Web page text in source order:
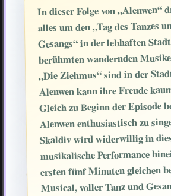
In dieser Folge von „Alenwen“
alles um den „Tag des Tanzes
Gesangs“ in der lebhaften
berühmten wandernden
„Die Ziehmus“ sind in der
Alenwen kann ihre Freude
Gleich zu Beginn der Episode
Alenwen enthusiastisch zu
Skaldiv wird widerwillig in
musikalische Performance
ersten fünf Minuten gleichen
Musical, voller Tanz und